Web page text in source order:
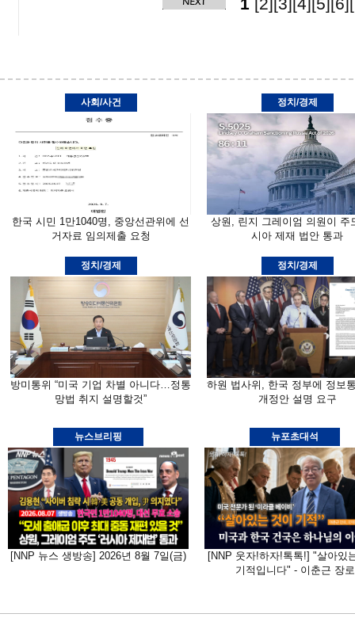
1 [2][3][4][5][6]
사회/사건
한국 시민 1만1040명, 중앙선관위에 선
거자료 임의제출 요청
정치/경제
상원, 린지 그레이엄 의원이 주
시아 제재 법안 통과
정치/경제
방미통위 “미국 기업 차별 아니다…정통
망법 취지 설명할것”
정치/경제
하원 법사위, 한국 정부에 정보
개정안 설명 요구
뉴스브리핑
[NNP 뉴스 생방송] 2026년 8월 7일(금)
뉴포초대석
[NNP 웃자!하자!톡톡!] "살아있
기적입니다" - 이춘근 장로